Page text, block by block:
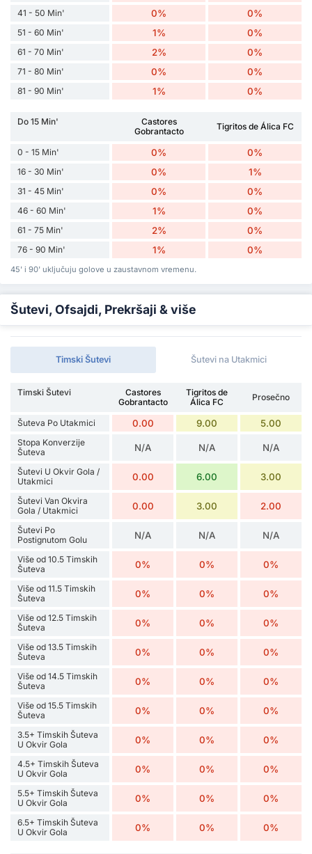
41 - 50 Min' 0% 0%
51 - 60 Min' 1% 0%
61 - 70 Min' 2% 0%
71 - 80 Min' 0% 0%
81 - 90 Min' 1% 0%
Do 15 Min'
Castores
Gobrantacto
Tigritos de Álica FC
0 - 15 Min' 0% 0%
16 - 30 Min' 0% 1%
31 - 45 Min' 0% 0%
46 - 60 Min' 1% 0%
61 - 75 Min' 2% 0%
76 - 90 Min' 1% 0%
45' i 90' uključuju golove u zaustavnom vremenu.
Šutevi, Ofsajdi, Prekršaji & više
Timski Šutevi Šutevi na Utakmici
Timski Šutevi
Castores
Gobrantacto
Tigritos de
Álica FC
Prosečno
Šuteva Po Utakmici 0.00 9.00 5.00
Stopa Konverzije
Šuteva
N/A N/A N/A
Šutevi U Okvir Gola /
Utakmici
0.00 6.00 3.00
Šutevi Van Okvira
Gola / Utakmici
0.00 3.00 2.00
Šutevi Po
Postignutom Golu
N/A N/A N/A
Više od 10.5 Timskih
Šuteva
0% 0% 0%
Više od 11.5 Timskih
Šuteva
0% 0% 0%
Više od 12.5 Timskih
Šuteva
0% 0% 0%
Više od 13.5 Timskih
Šuteva
0% 0% 0%
Više od 14.5 Timskih
Šuteva
0% 0% 0%
Više od 15.5 Timskih
Šuteva
0% 0% 0%
3.5+ Timskih Šuteva
U Okvir Gola
0% 0% 0%
4.5+ Timskih Šuteva
U Okvir Gola
0% 0% 0%
5.5+ Timskih Šuteva
U Okvir Gola
0% 0% 0%
6.5+ Timskih Šuteva
U Okvir Gola
0% 0% 0%